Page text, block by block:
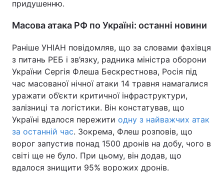
придушенню.
Масова атака РФ по Україні: останні новини
Раніше УНІАН повідомляв, що за словами фахівця
з питань РЕБ і зв’язку, радника міністра оборони
України Сергія Флеша Бескрестнова, Росія під
час масованої нічної атаки 14 травня намагалися
уражати об’єкти критичної інфраструктури,
залізниці та логістики. Він констатував, що
Україні вдалося пережити одну з найважчих атак
за останній час. Зокрема, Флеш розповів, що
ворог запустив понад 1500 дронів на добу, чого в
світі ще не було. При цьому, він додав, що
вдалося знищити 95% ворожих дронів.